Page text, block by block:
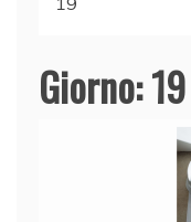
Giorno: